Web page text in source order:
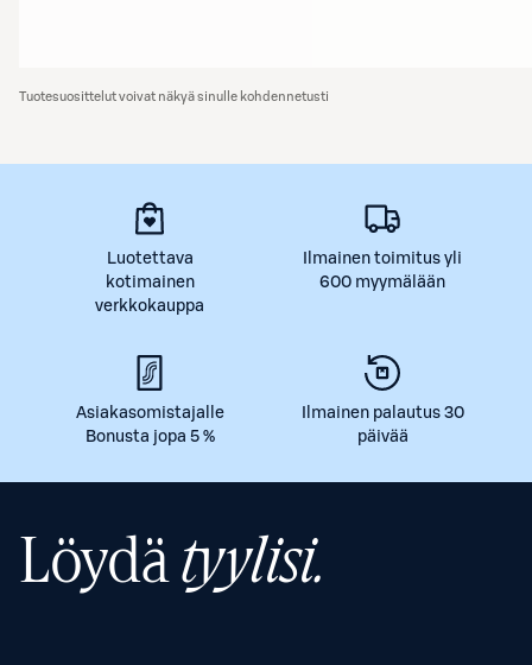
Tuotesuosittelut voivat näkyä sinulle kohdennetusti
Luotettava
kotimainen
verkkokauppa
Ilmainen toimitus yli
600 myymälään
Asiakasomistajalle
Bonusta jopa 5 %
Ilmainen palautus 30
päivää
Löydätyylisi.